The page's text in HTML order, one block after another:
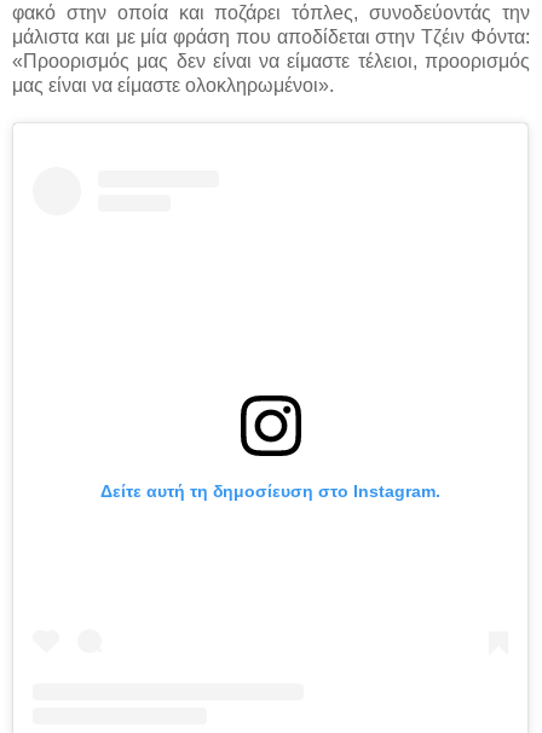
φακό στην οποία και ποζάρει τόπλeς, συνοδεύοντάς την
μάλιστα και με μία φράση που αποδίδεται στην Τζέιν Φόντα:
«Προορισμός μας δεν είναι να είμαστε τέλειοι, προορισμός
μας είναι να είμαστε ολοκληρωμένοι».
Δείτε αυτή τη δημοσίευση στο Instagram.